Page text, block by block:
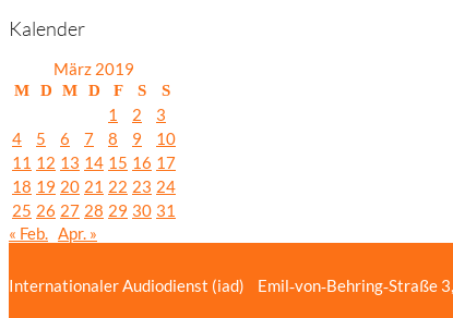
Kalender
März 2019
M D M D F S S
1 2
3
4
5 6 7 8 9
10
11 12 13 14 15 16 17
18 19 20 21 22 23 24
25 26 27 28 29 30 31
« Feb. Apr. »
Internationaler Audiodienst (iad) Emil‑von‑Behring‑Straße